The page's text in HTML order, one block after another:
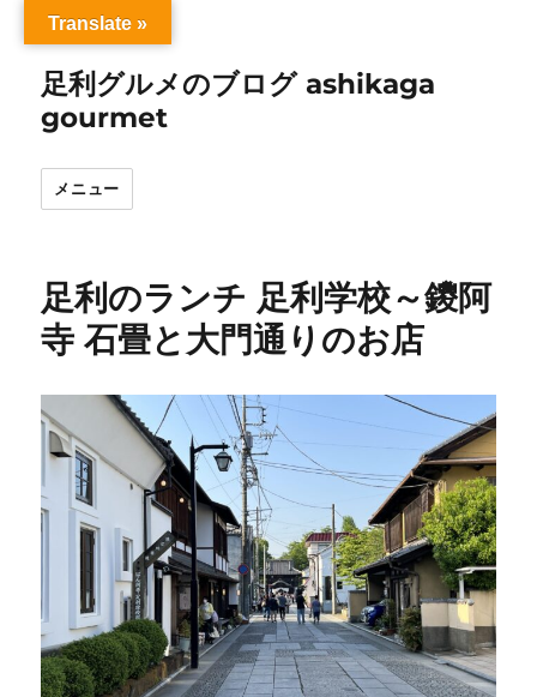
足利グルメのブログ ashikaga
gourmet
メニュー
足利のランチ 足利学校～鑁阿
寺 石畳と大門通りのお店
Translate »